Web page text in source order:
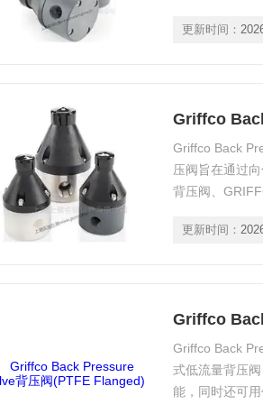
更新时间：
Griffco
Griffco Back
压阀旨在通过
背压阀、
更新时间：
Griffco
Griffco Back
式低流量背压
能，同时还可